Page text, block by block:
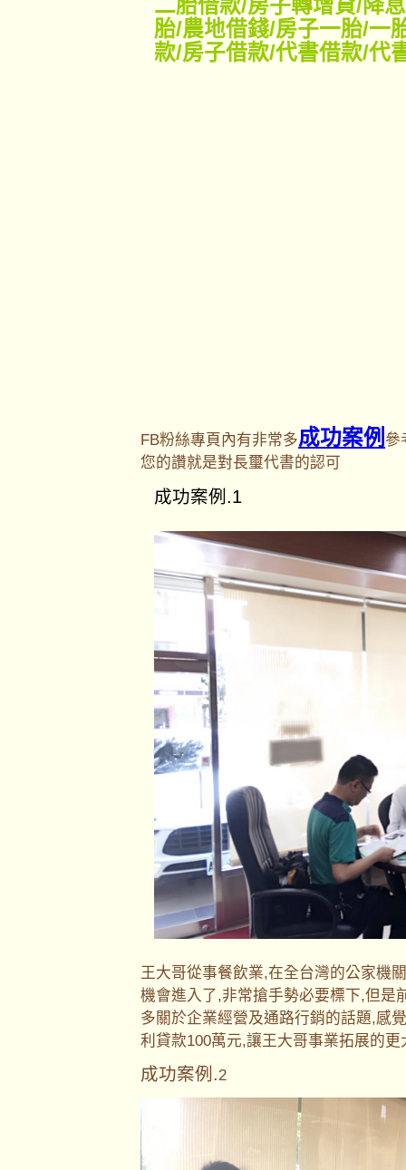
二胎借款/房子轉增貸/降
胎/農地借錢/房子一胎/一
款/房子借款/代書借款/代
FB粉絲專頁內有非常多成功案例 參
您的讚就是對長璽代書的認可
成功案例.1
王大哥從事餐飲業,在全台灣的公家機
機會進入了,非常搶手勢必要標下,但是
多關於企業經營及通路行銷的話題,感
利貸款100萬元,讓王大哥事業拓展的
成功案例.2